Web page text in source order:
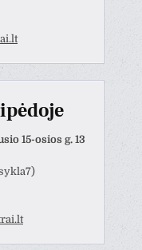
bendravimas ir
kokybiškai
darbas.
15-osios g. 13